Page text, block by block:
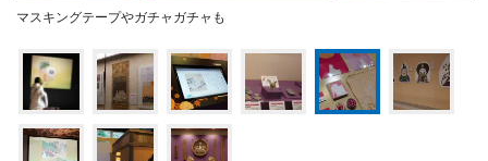
マスキングテープやガチャガチャも